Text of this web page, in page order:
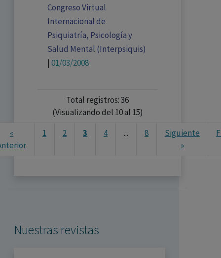
Congreso Virtual
Internacional de
Psiquiatría, Psicología y
Salud Mental (Interpsiquis)
| 01/03/2008
Total registros: 36
(Visualizando del 10 al 15)
«
1 2 3 4 ... 8
Siguiente
»
Nuestras revistas